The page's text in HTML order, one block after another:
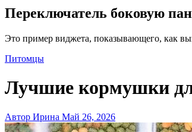
Переключатель боковую
Это пример виджета, показывающего, как
Питомцы
Лучшие кормушки
Автор Ирина Май 26, 2026